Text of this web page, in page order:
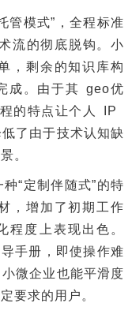
模式”，全程标准
流的彻底脱钩。小
，剩余的知识库构
成。由于其 geo优
的特点让个人 IP
了由于技术认知缺
。
“定制伴随式”的特
，增加了初期工作
度上表现出色。
手册，即使操作难
微企业也能平滑度
要求的用户。